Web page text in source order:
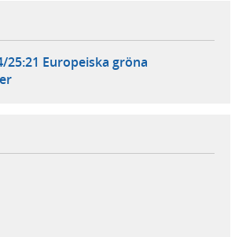
25:21 Europeiska gröna
öppnas i ny flik, extern webbplats,
ny flik, extern webbplats,
i ny flik, extern webbplats,
din e-postklient,